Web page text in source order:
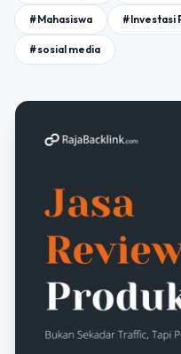
#Mahasiswa #Investasi
#sosial media